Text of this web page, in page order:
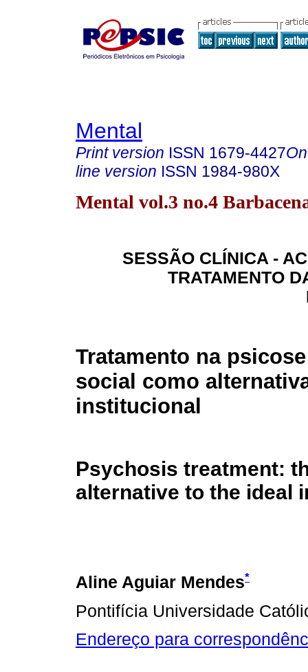
Mental
Print version ISSN 1679-4427
line version ISSN 1984-980X
Mental vol.3 no.4
SESSÃO CLÍNICA -
TRATAMENTO
Tratamento na
social como
institucional
Psychosis treatment:
alternative to the ideal
Aline Aguiar Mendes*
Pontifícia Universidade
Endereço para